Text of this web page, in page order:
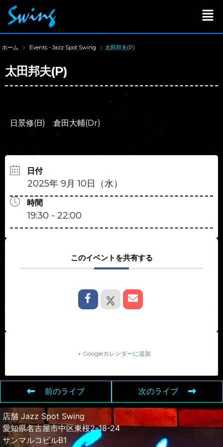
ホーム Events - Jazz Spot Swing 太田邦夫(P)
太田邦夫(P)
日景修(B) 倉田大輔(Dr)
日付
2025年 9月 10日（水）
時間
19:30 - 22:00
このイベントを共有する
+ Googleカレンダーに追加
前のライブ 次のライブ
店舗 Jazz Spot Swing
愛知県名古屋市中区東桜2-18-24
サンマルコビルB1